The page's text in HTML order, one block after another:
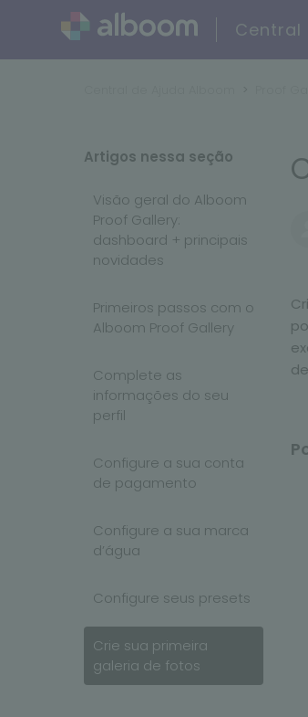
Central
Artigos nessa seção
Visão geral do Alboom
Proof Gallery:
dashboard + principais
novidades
Primeiros passos com o
Alboom Proof Gallery
Complete as
informações do seu
perfil
Configure a sua conta
de pagamento
Configure a sua marca
d’água
Configure seus presets
Crie sua primeira
galeria de fotos